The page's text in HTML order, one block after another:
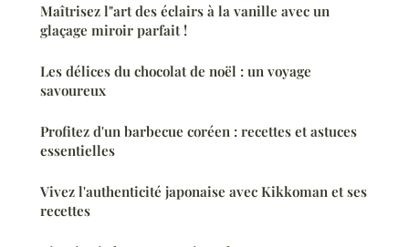
Maîtrisez l"art des éclairs à la vanille avec un
glaçage miroir parfait !
Les délices du chocolat de noël : un voyage
savoureux
Profitez d'un barbecue coréen : recettes et astuces
essentielles
Vivez l'authenticité japonaise avec Kikkoman et ses
recettes